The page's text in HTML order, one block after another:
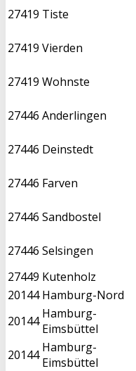
27419 Tiste
27419 Vierden
27419 Wohnste
27446 Anderlingen
27446 Deinstedt
27446 Farven
27446 Sandbostel
27446 Selsingen
27449 Kutenholz
20144 Hamburg-Nord
20144 Hamburg-
Eimsbüttel
20144 Hamburg-
Eimsbüttel